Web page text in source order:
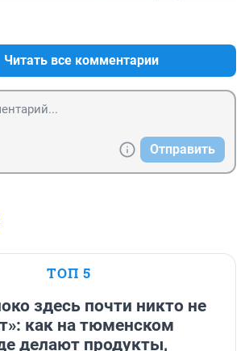
Читать все комментарии
Отправить
ТОП 5
здесь почти никто не
как на тюменском
делают продукты,